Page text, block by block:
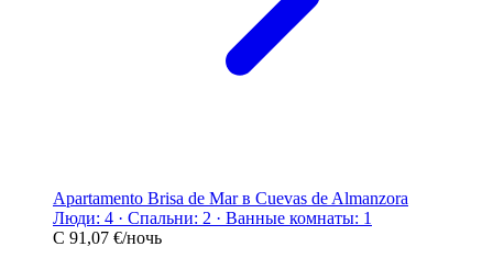
Apartamento Brisa de Mar в Cuevas de Almanzora
Люди: 4 · Спальни: 2 · Ванные комнаты: 1
С 91,07 €/ночь